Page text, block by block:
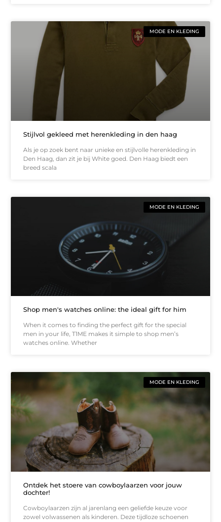
MODE EN KLEDING
Stijlvol gekleed met herenkleding in den haag
Als je op zoek bent naar unieke en stijlvolle herenkleding in
Den Haag, dan zit je bij White goed. Den Haag biedt een
breed scala
MODE EN KLEDING
Shop men's watches online: the ideal gift for him
When it comes to finding the perfect gift for the special
men in your life, T1ME makes it simple to shop men’s
watches online. Whether
MODE EN KLEDING
Ontdek het stoere van cowboylaarzen voor jouw
dochter!
Cowboylaarzen zijn al jarenlang een geliefde keuze voor
zowel volwassenen als kinderen. Deze tijdloze schoenen